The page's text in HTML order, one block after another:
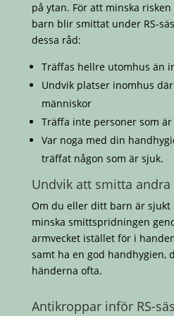
på ytan. För att minska
barn blir smittat under RS-
dessa råd:
Träffas hellre utomhus än
Undvik platser inomhus
människor
Träffa inte personer som
Var noga med din
träffat någon som är sjuk.
Undvik att smitta andra
Om du eller ditt barn är
minska smittspridningen
armvecket istället för i
samt ha en god handhygien,
händerna ofta.
Antikroppar inför RS-